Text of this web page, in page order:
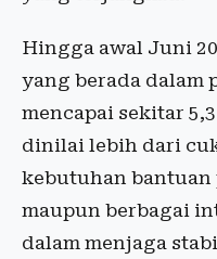
Hingga awal Juni
yang berada dalam
mencapai sekitar
dinilai lebih dari
kebutuhan bantuan
maupun berbagai
dalam menjaga